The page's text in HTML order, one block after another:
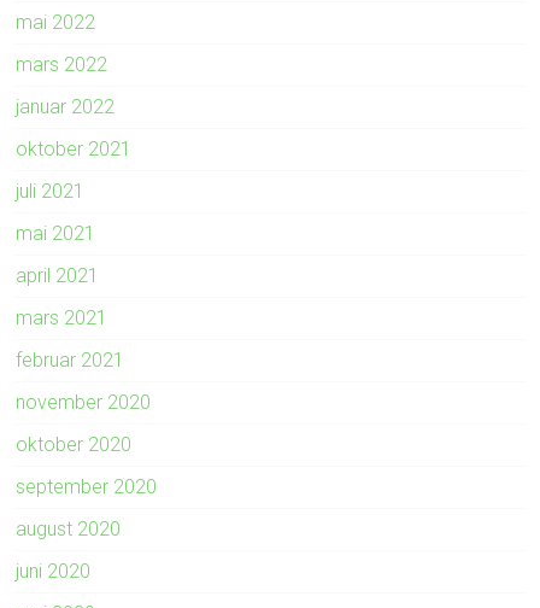
mai 2022
mars 2022
januar 2022
oktober 2021
juli 2021
mai 2021
april 2021
mars 2021
februar 2021
november 2020
oktober 2020
september 2020
august 2020
juni 2020